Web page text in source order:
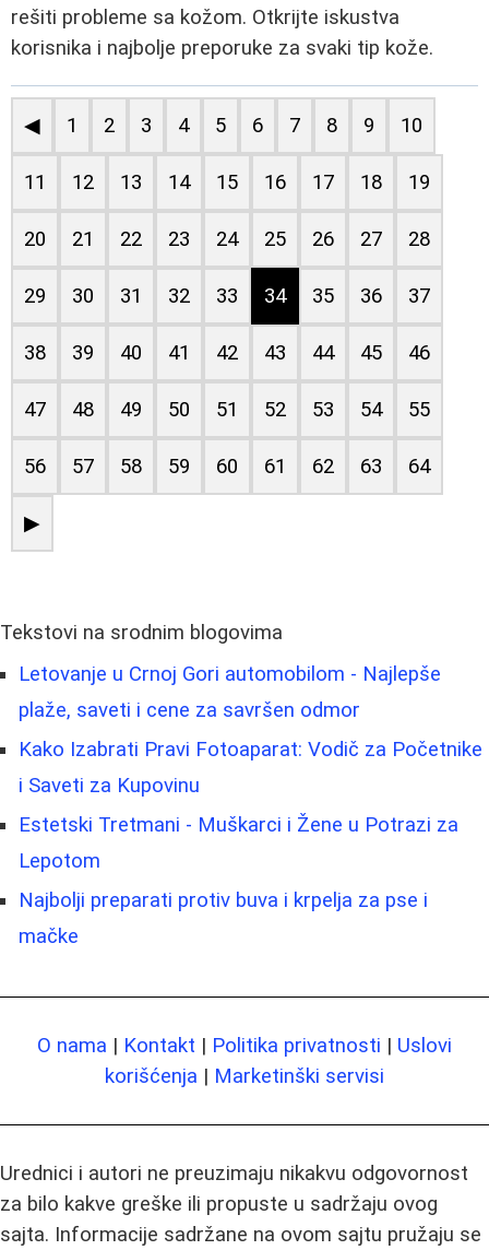
rešiti probleme sa kožom. Otkrijte iskustva
korisnika i najbolje preporuke za svaki tip kože.
◀ 1 2 3 4 5 6 7 8 9 10
11 12 13 14 15 16 17 18 19
20 21 22 23 24 25 26 27 28
29 30 31 32 33 34 35 36 37
38 39 40 41 42 43 44 45 46
47 48 49 50 51 52 53 54 55
56 57 58 59 60 61 62 63 64
▶
Tekstovi na srodnim blogovima
Letovanje u Crnoj Gori automobilom - Najlepše
plaže, saveti i cene za savršen odmor
Kako Izabrati Pravi Fotoaparat: Vodič za Početnike
i Saveti za Kupovinu
Estetski Tretmani - Muškarci i Žene u Potrazi za
Lepotom
Najbolji preparati protiv buva i krpelja za pse i
mačke
O nama | Kontakt | Politika privatnosti | Uslovi
korišćenja | Marketinški servisi
Urednici i autori ne preuzimaju nikakvu odgovornost
za bilo kakve greške ili propuste u sadržaju ovog
sajta. Informacije sadržane na ovom sajtu pružaju se